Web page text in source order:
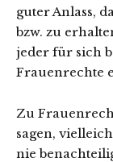
guter Anlass,
bzw. zu
jeder für sich
Frauenrechte
Zu
sagen,
nie